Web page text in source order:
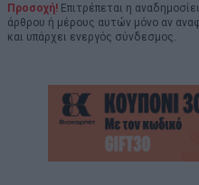
Προσοχή! Επιτρέπεται η
άρθρου ή μέρους αυτών μόνο αν
και υπάρχει ενεργός σύνδεσμος.